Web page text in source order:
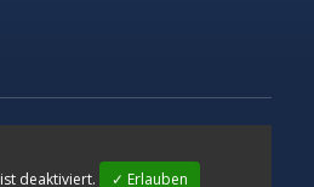
deaktiviert.
✓ Erlauben